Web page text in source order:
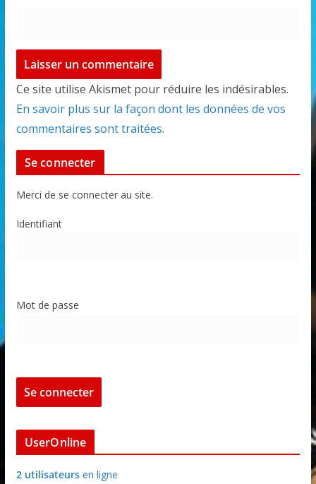
Ce site utilise Akismet pour réduire les indésirables.
En savoir plus sur la façon dont les données de vos
commentaires sont traitées.
Se connecter
Merci de se connecter au site.
Identifiant
Mot de passe
UserOnline
2 utilisateursen ligne